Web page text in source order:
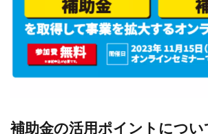
補助金の活用ポイントについ